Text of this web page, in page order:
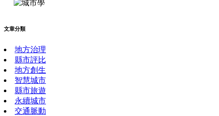
文章分類
地方治理
縣市評比
地方創生
智慧城市
縣市旅遊
永續城市
交通脈動